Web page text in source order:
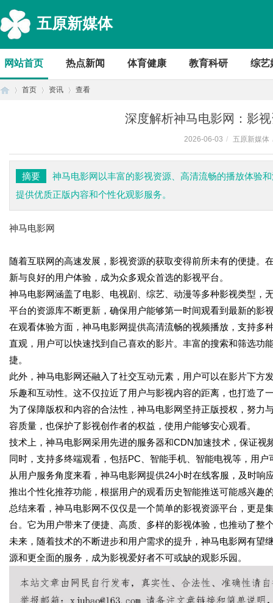
五原新媒体
网站首页 热点新闻 体育健康 教育科研 综艺
首页 资讯 查看
深度解析神马电影网：影
2026-06-03 / 五原新媒体
摘要
神马电影网以丰富的影视资源、高清流畅的播放体验
提供优质正版内容和个性化观影服务。
神马电影网
随着互联网的高速发展，影视资源的获取变得前所未有的便捷。
新与良好的用户体验，成为众多观众首选的影视平台。
神马电影网涵盖了电影、电视剧、综艺、动漫等多种影视类型，
平台的资源库不断更新，确保用户能够第一时间观看到最新的影
在观看体验方面，神马电影网提供高清流畅的视频播放，支持多
直观，用户可以快速找到自己喜欢的影片。丰富的搜索和筛选功
捷。
此外，神马电影网还融入了社交互动元素，用户可以在影片下
乐趣和互动性。这不仅拉近了用户与影视内容的距离，也打造了
为了保障版权和内容的合法性，神马电影网坚持正版授权，努
容质量，也保护了影视创作者的权益，使用户能够安心观看。
技术上，神马电影网采用先进的服务器和CDN加速技术，保证
同时，支持多终端观看，包括PC、智能手机、智能电视等，用
从用户服务角度来看，神马电影网提供24小时在线客服，及时
推出个性化推荐功能，根据用户的观看历史智能推送可能感兴趣
总结来看，神马电影网不仅仅是一个简单的影视资源平台，更
台。它为用户带来了便捷、高质、多样的影视体验，也推动了整
未来，随着技术的不断进步和用户需求的提升，神马电影网有望
源和更全面的服务，成为影视爱好者不可或缺的观影乐园。